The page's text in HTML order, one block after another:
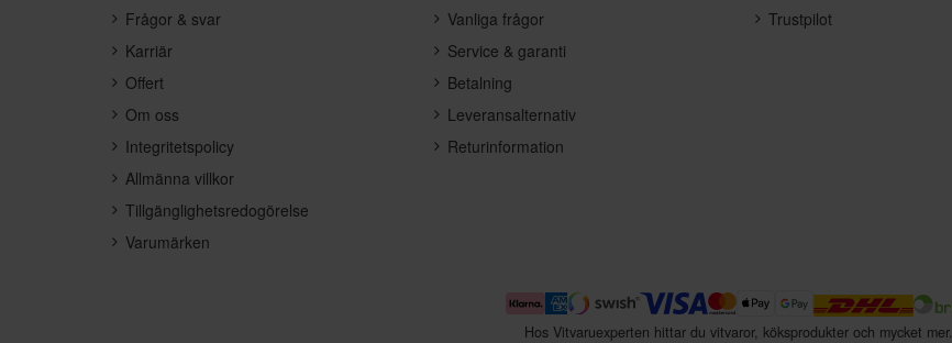
Frågor & svar
Karriär
Offert
Om oss
Integritetspolicy
Allmänna villkor
Tillgänglighetsredogörelse
Varumärken
Vanliga frågor
Service & garanti
Betalning
Leveransalternativ
Returinformation
Trustpilot
Hos Vitvaruexperten hittar du vitvaror, köksprodukter och mycket mer.